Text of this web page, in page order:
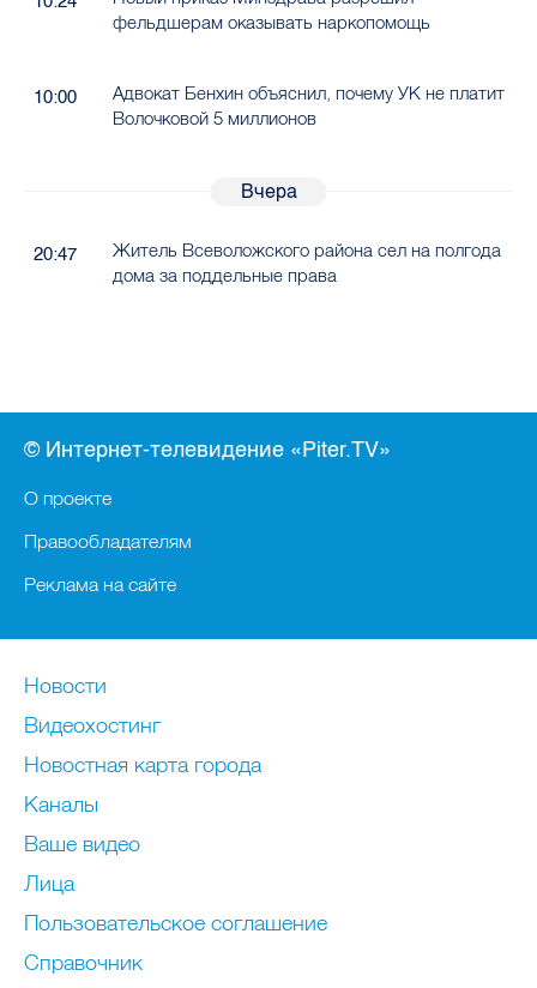
фельдшерам оказывать наркопомощь
10:00
Адвокат Бенхин объяснил, почему УК не платит
Волочковой 5 миллионов
Вчера
20:47
Житель Всеволожского района сел на полгода
дома за поддельные права
© Интернет-телевидение «Piter.TV»
О проекте
Правообладателям
Реклама на сайте
Новости
Видеохостинг
Новостная карта города
Каналы
Ваше видео
Лица
Пользовательское соглашение
Справочник